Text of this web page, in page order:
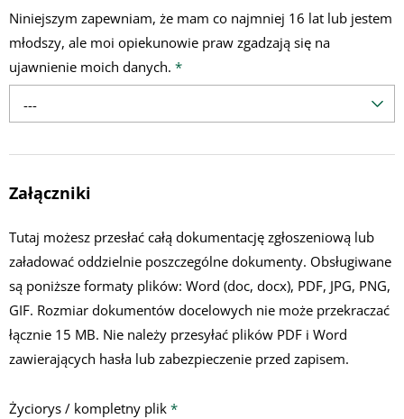
Niniejszym zapewniam, że mam co najmniej 16 lat lub jestem
młodszy, ale moi opiekunowie praw zgadzają się na
ujawnienie moich danych. *
---
Załączniki
Tutaj możesz przesłać całą dokumentację zgłoszeniową lub
załadować oddzielnie poszczególne dokumenty. Obsługiwane
są poniższe formaty plików: Word (doc, docx), PDF, JPG, PNG,
GIF. Rozmiar dokumentów docelowych nie może przekraczać
łącznie 15 MB. Nie należy przesyłać plików PDF i Word
zawierających hasła lub zabezpieczenie przed zapisem.
Życiorys / kompletny plik *